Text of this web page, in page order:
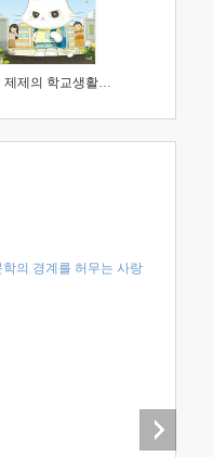
고양이 제제의 학교생활 1 : 초등학생이 이렇게 힘들 줄이야
의 경계를 허무는 사랑